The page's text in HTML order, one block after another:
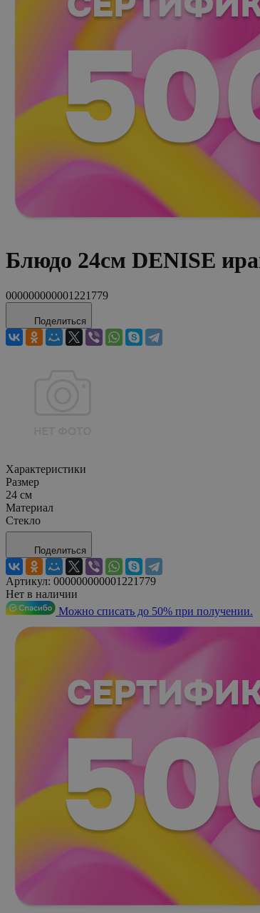
Блюдо 24см DENISE
000000000001221779
Поделиться
Характеристики
Размер
24 см
Материал
Стекло
Поделиться
Артикул: 000000000001221779
Нет в наличии
Можно списать до 50% при получении.